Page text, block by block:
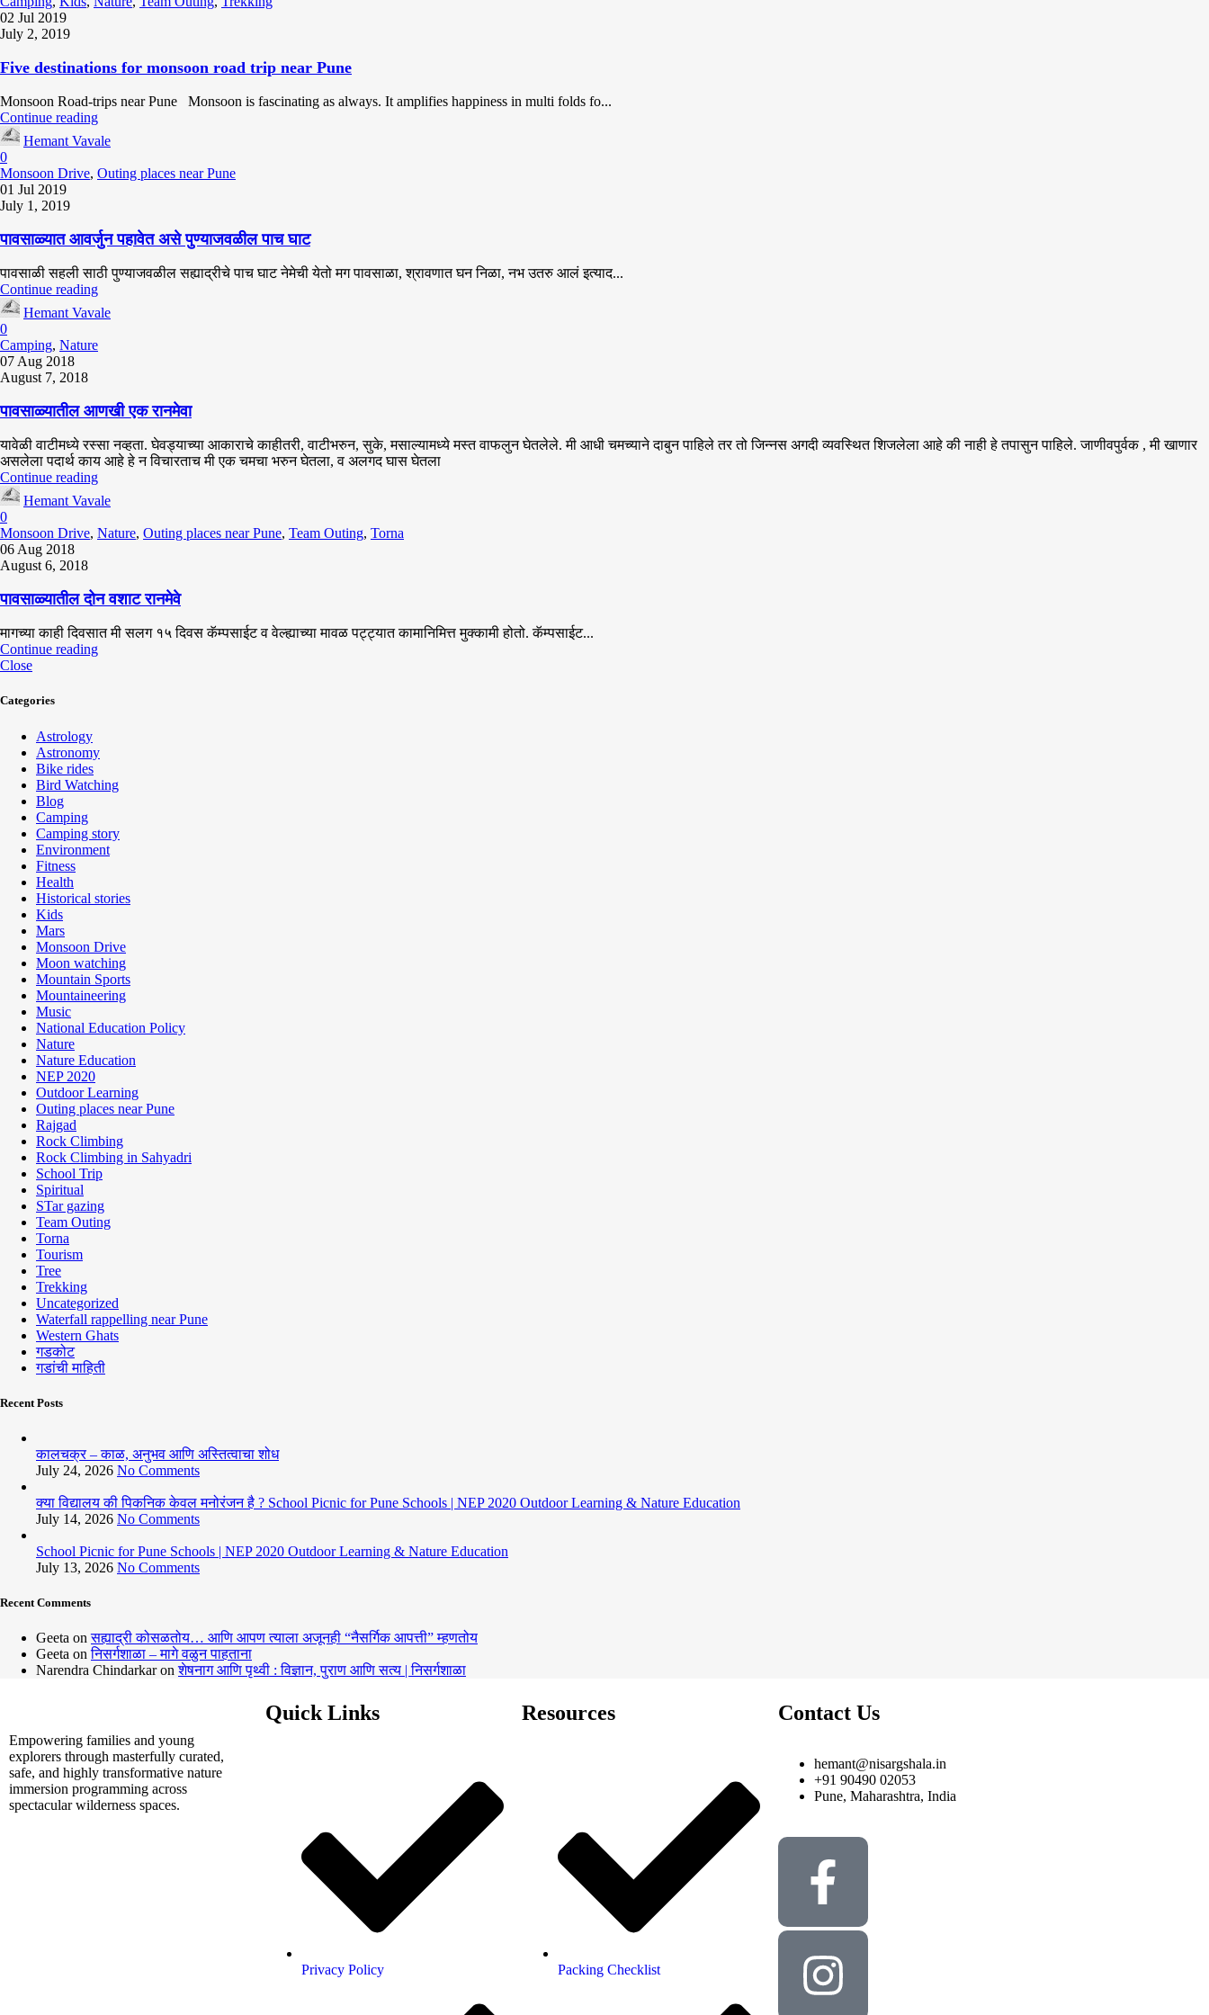
02 Jul 2019
July 2, 2019
Five destinations for monsoon road trip near Pune
Monsoon Road-trips near Pune Monsoon is fascinating as always. It amplifies happiness in multi folds fo...
Continue reading
Hemant Vavale
0
Monsoon Drive, Outing places near Pune
01 Jul 2019
July 1, 2019
पावसाळ्यात आवर्जुन पहावेत असे पुण्याजवळील पाच घाट
पावसाळी सहली साठी पुण्याजवळील सह्याद्रीचे पाच घाट नेमेची येतो मग पावसाळा, श्रावणात घन निळा, नभ उतरु आलं इत्याद...
Continue reading
Hemant Vavale
0
Camping, Nature
07 Aug 2018
August 7, 2018
पावसाळ्यातील आणखी एक रानमेवा
यावेळी वाटीमध्ये रस्सा नव्हता. घेवड्याच्या आकाराचे काहीतरी, वाटीभरुन, सुके, मसाल्यामध्ये मस्त वाफलुन घेतलेले. मी आधी चमच्याने दाबुन पाहिले तर तो जिन्नस अगदी व्यवस्थित शिजलेला आहे की नाही हे तपासुन पाहिले. जाणीवपुर्वक , मी खाणार
असलेला पदार्थ काय आहे हे न विचारताच मी एक चमचा भरुन घेतला, व अलगद घास घेतला
Continue reading
Hemant Vavale
0
Monsoon Drive, Nature, Outing places near Pune, Team Outing, Torna
06 Aug 2018
August 6, 2018
पावसाळ्यातील दोन वशाट रानमेवे
मागच्या काही दिवसात मी सलग १५ दिवस कॅम्पसाईट व वेल्ह्याच्या मावळ पट्ट्यात कामानिमित्त मुक्कामी होतो. कॅम्पसाईट...
Continue reading
Close
Categories
Astrology
Astronomy
Bike rides
Bird Watching
Blog
Camping
Camping story
Environment
Fitness
Health
Historical stories
Kids
Mars
Monsoon Drive
Moon watching
Mountain Sports
Mountaineering
Music
National Education Policy
Nature
Nature Education
NEP 2020
Outdoor Learning
Outing places near Pune
Rajgad
Rock Climbing
Rock Climbing in Sahyadri
School Trip
Spiritual
STar gazing
Team Outing
Torna
Tourism
Tree
Trekking
Uncategorized
Waterfall rappelling near Pune
Western Ghats
गडकोट
गडांची माहिती
Recent Posts
कालचक्र – काळ, अनुभव आणि अस्तित्वाचा शोध
July 24, 2026 No Comments
क्या विद्यालय की पिकनिक केवल मनोरंजन है ? School Picnic for Pune Schools | NEP 2020 Outdoor Learning & Nature Education
July 14, 2026 No Comments
School Picnic for Pune Schools | NEP 2020 Outdoor Learning & Nature Education
July 13, 2026 No Comments
Recent Comments
Geeta onसह्याद्री कोसळतोय… आणि आपण त्याला अजूनही “नैसर्गिक आपत्ती” म्हणतोय
Geeta onनिसर्गशाळा – मागे वळुन पाहताना
Narendra Chindarkaronशेषनाग आणि पृथ्वी : विज्ञान, पुराण आणि सत्य | निसर्गशाळा
Empowering families and young
explorers through masterfully curated,
safe, and highly transformative nature
immersion programming across
spectacular wilderness spaces.
Quick Links
Privacy Policy
Resources
Packing Checklist
Contact Us
hemant@nisargshala.in
+91 90490 02053
Pune, Maharashtra, India